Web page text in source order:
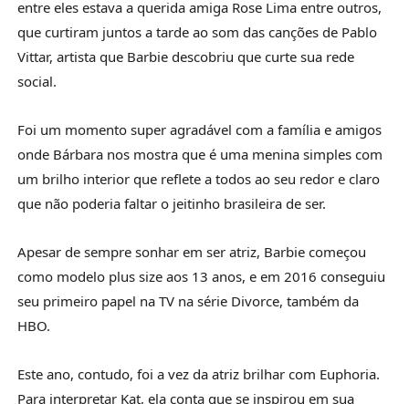
entre eles estava a querida amiga Rose Lima entre outros,
que curtiram juntos a tarde ao som das canções de Pablo
Vittar, artista que Barbie descobriu que curte sua rede
social.
Foi um momento super agradável com a família e amigos
onde Bárbara nos mostra que é uma menina simples com
um brilho interior que reflete a todos ao seu redor e claro
que não poderia faltar o jeitinho brasileira de ser.
Apesar de sempre sonhar em ser atriz, Barbie começou
como modelo plus size aos 13 anos, e em 2016 conseguiu
seu primeiro papel na TV na série Divorce, também da
HBO.
Este ano, contudo, foi a vez da atriz brilhar com Euphoria.
Para interpretar Kat, ela conta que se inspirou em sua